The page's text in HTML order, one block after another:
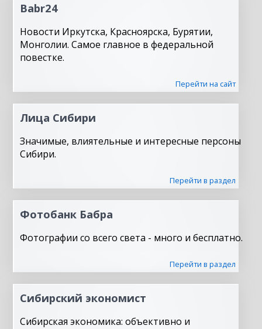
Babr24
Новости Иркутска, Красноярска, Бурятии,
Монголии. Самое главное в федеральной
повестке.
Перейти на сайт
Лица Сибири
Значимые, влиятельные и интересные персоны
Сибири.
Перейти в раздел
Фотобанк Бабра
Фотографии со всего света - много и бесплатно.
Перейти в раздел
Сибирский экономист
Сибирская экономика: объективно и